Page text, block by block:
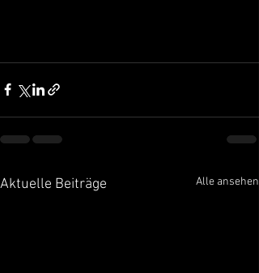
Aktuelle Beiträge Alle ansehen